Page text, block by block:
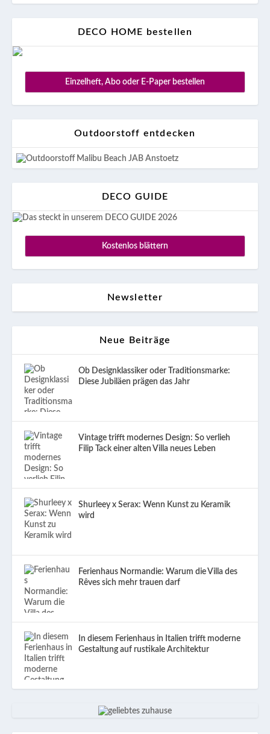
DECO HOME bestellen
Einzelheft, Abo oder E-Paper bestellen
Outdoorstoff entdecken
DECO GUIDE
Kostenlos blättern
Newsletter
Neue Beiträge
Ob Designklassiker oder Traditionsmarke:
Diese Jubiläen prägen das Jahr
Vintage trifft modernes Design: So verlieh
Filip Tack einer alten Villa neues Leben
Shurleey x Serax: Wenn Kunst zu Keramik
wird
Ferienhaus Normandie: Warum die Villa des
Rêves sich mehr trauen darf
In diesem Ferienhaus in Italien trifft moderne
Gestaltung auf rustikale Architektur